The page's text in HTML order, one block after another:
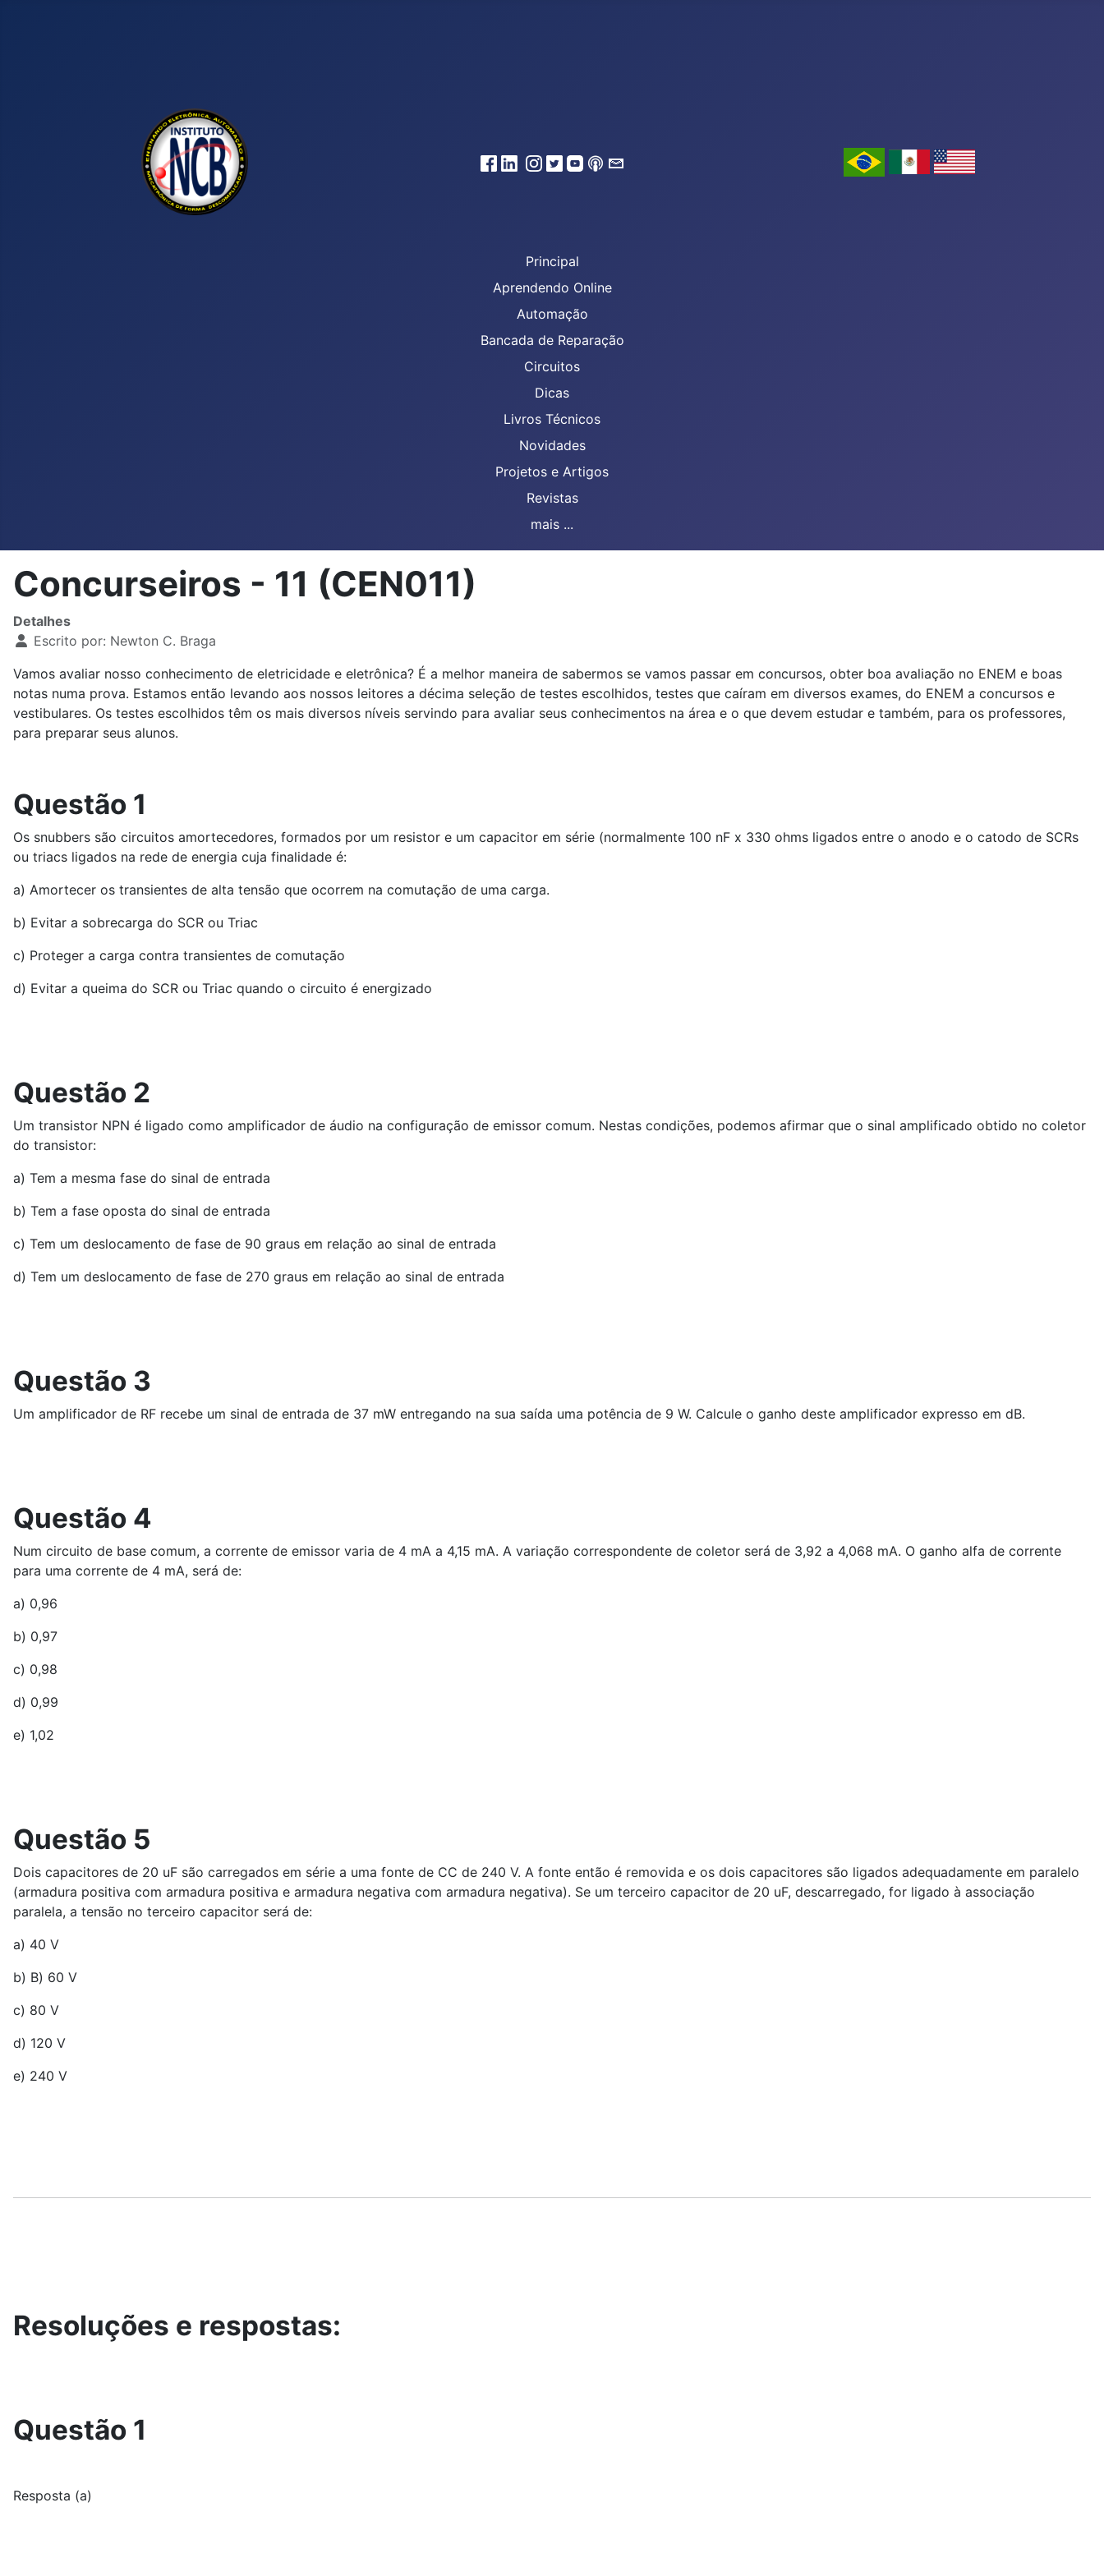
Principal
Aprendendo Online
Automação
Bancada de Reparação
Circuitos
Dicas
Livros Técnicos
Novidades
Projetos e Artigos
Revistas
mais ...
Concurseiros - 11 (CEN011)
Detalhes
Escrito por: Newton C. Braga
Vamos avaliar nosso conhecimento de eletricidade e eletrônica? É a melhor maneira de sabermos se vamos passar em concursos, obter boa avaliação no ENEM e boas
notas numa prova. Estamos então levando aos nossos leitores a décima seleção de testes escolhidos, testes que caíram em diversos exames, do ENEM a concursos e
vestibulares. Os testes escolhidos têm os mais diversos níveis servindo para avaliar seus conhecimentos na área e o que devem estudar e também, para os professores,
para preparar seus alunos.
Questão 1
Os snubbers são circuitos amortecedores, formados por um resistor e um capacitor em série (normalmente 100 nF x 330 ohms ligados entre o anodo e o catodo de SCRs
ou triacs ligados na rede de energia cuja finalidade é:
a) Amortecer os transientes de alta tensão que ocorrem na comutação de uma carga.
b) Evitar a sobrecarga do SCR ou Triac
c) Proteger a carga contra transientes de comutação
d) Evitar a queima do SCR ou Triac quando o circuito é energizado
Questão 2
Um transistor NPN é ligado como amplificador de áudio na configuração de emissor comum. Nestas condições, podemos afirmar que o sinal amplificado obtido no coletor
do transistor:
a) Tem a mesma fase do sinal de entrada
b) Tem a fase oposta do sinal de entrada
c) Tem um deslocamento de fase de 90 graus em relação ao sinal de entrada
d) Tem um deslocamento de fase de 270 graus em relação ao sinal de entrada
Questão 3
Um amplificador de RF recebe um sinal de entrada de 37 mW entregando na sua saída uma potência de 9 W. Calcule o ganho deste amplificador expresso em dB.
Questão 4
Num circuito de base comum, a corrente de emissor varia de 4 mA a 4,15 mA. A variação correspondente de coletor será de 3,92 a 4,068 mA. O ganho alfa de corrente
para uma corrente de 4 mA, será de:
a) 0,96
b) 0,97
c) 0,98
d) 0,99
e) 1,02
Questão 5
Dois capacitores de 20 uF são carregados em série a uma fonte de CC de 240 V. A fonte então é removida e os dois capacitores são ligados adequadamente em paralelo
(armadura positiva com armadura positiva e armadura negativa com armadura negativa). Se um terceiro capacitor de 20 uF, descarregado, for ligado à associação
paralela, a tensão no terceiro capacitor será de:
a) 40 V
b) B) 60 V
c) 80 V
d) 120 V
e) 240 V
Resoluções e respostas:
Questão 1
Resposta (a)